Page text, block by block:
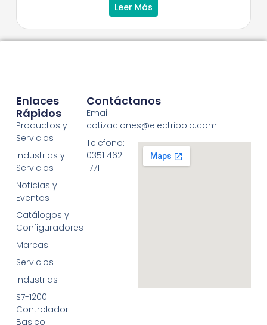
Leer Más
Enlaces
Rápidos
Productos y
Servicios
Industrias y
Servicios
Noticias y
Eventos
Catálogos y
Configuradores
Marcas
Servicios
Industrias
S7-1200
Controlador
Basico
Contáctanos
Email:
cotizaciones@electripolo.com
Telefono:
0351 462-
1771